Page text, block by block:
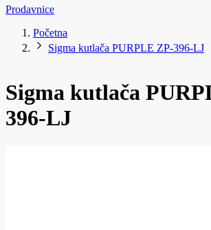
Prodavnice
Početna
Sigma kutlača PURPLE ZP-396-LJ
Sigma kutlača
396-LJ